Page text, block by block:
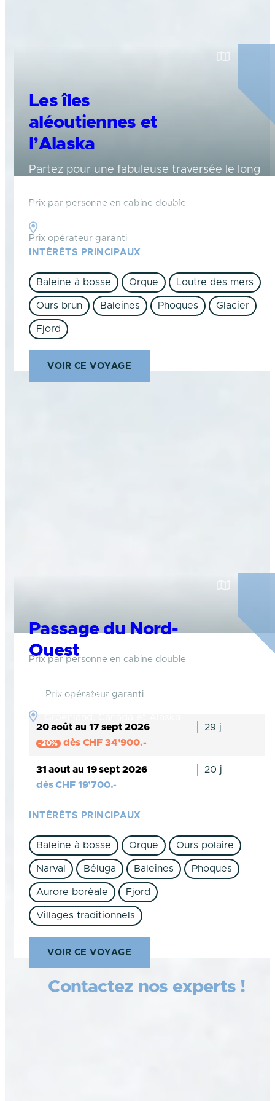
Les îles
aléoutiennes et
l’Alaska
Partez pour une fabuleuse traversée le long
pointe de la péninsule de l’Alaska
Prix par personne en cabine double
Prix opérateur garanti
INTÉRÊTS PRINCIPAUX
Baleine à bosse Orque Loutre des mers
Ours brun Baleines Phoques Glacier
Fjord
VOIR CE VOYAGE
Passage du Nord-
Ouest
polaire arctique
Prix par personne en cabine double
Prix opérateur garanti
20 août au 17 sept 2026 29 j
-20% dès CHF 34’900.-
31 aout au 19 sept 2026
20 j
dès CHF 19’700.-
INTÉRÊTS PRINCIPAUX
Baleine à bosse Orque Ours polaire
Narval Béluga Baleines Phoques
Aurore boréale Fjord
Villages traditionnels
VOIR CE VOYAGE
Contactez nos experts !